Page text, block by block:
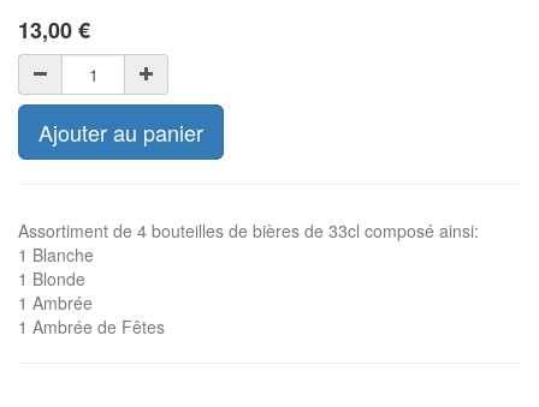
13,00€
Ajouter au panier
Assortiment de 4 bouteilles de bières de 33cl composé ainsi:
1 Blanche
1 Blonde
1 Ambrée
1 Ambrée de Fêtes